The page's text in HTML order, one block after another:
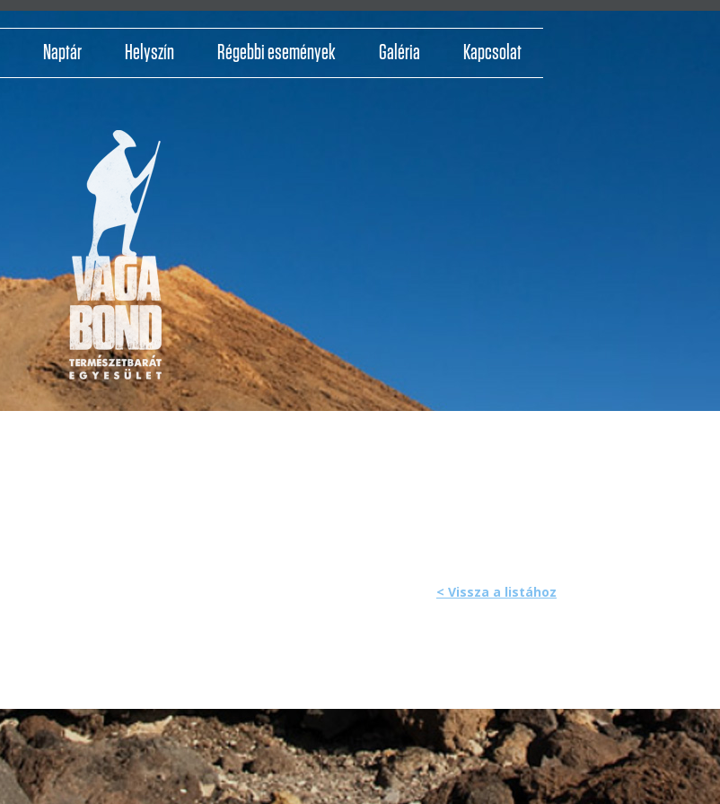
Naptár Helyszín Régebbi események Galéria Kapcsolat
< Vissza a listához